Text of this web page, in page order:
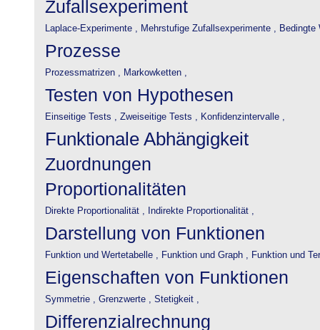
Zufallsexperiment
Laplace-Experimente , Mehrstufige Zufallsexperimente , Bedingte
Prozesse
Prozessmatrizen , Markowketten ,
Testen von Hypothesen
Einseitige Tests , Zweiseitige Tests , Konfidenzintervalle ,
Funktionale Abhängigkeit
Zuordnungen
Proportionalitäten
Direkte Proportionalität , Indirekte Proportionalität ,
Darstellung von Funktionen
Funktion und Wertetabelle , Funktion und Graph , Funktion und
Eigenschaften von Funktionen
Symmetrie , Grenzwerte , Stetigkeit ,
Differenzialrechnung